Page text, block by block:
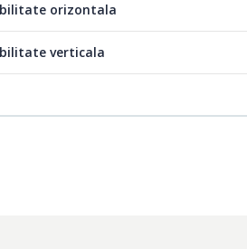
orizontala
verticala